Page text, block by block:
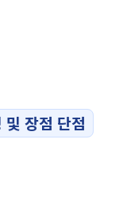
장점 단점